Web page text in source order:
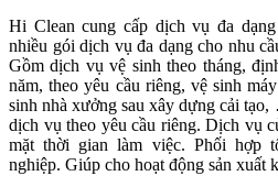
Hi Clean cung cấp dịch vụ đa
nhiều gói dịch vụ đa dạng cho nhu
Gồm dịch vụ vệ sinh theo tháng,
năm, theo yêu cầu riêng, vệ sinh
sinh nhà xưởng sau xây dựng cải
dịch vụ theo yêu cầu riêng. Dịch vụ
mặt thời gian làm việc. Phối hợp
nghiệp. Giúp cho hoạt động sản xuất